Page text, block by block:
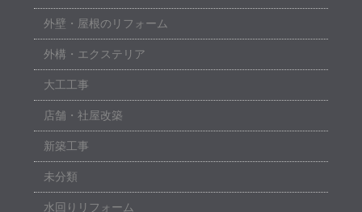
外壁・屋根のリフォーム
外構・エクステリア
大工工事
店舗・社屋改築
新築工事
未分類
水回りリフォーム